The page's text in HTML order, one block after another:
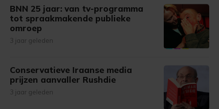
BNN 25 jaar: van tv-programma
tot spraakmakende publieke
omroep
3 jaar geleden
Conservatieve Iraanse media
prijzen aanvaller Rushdie
3 jaar geleden